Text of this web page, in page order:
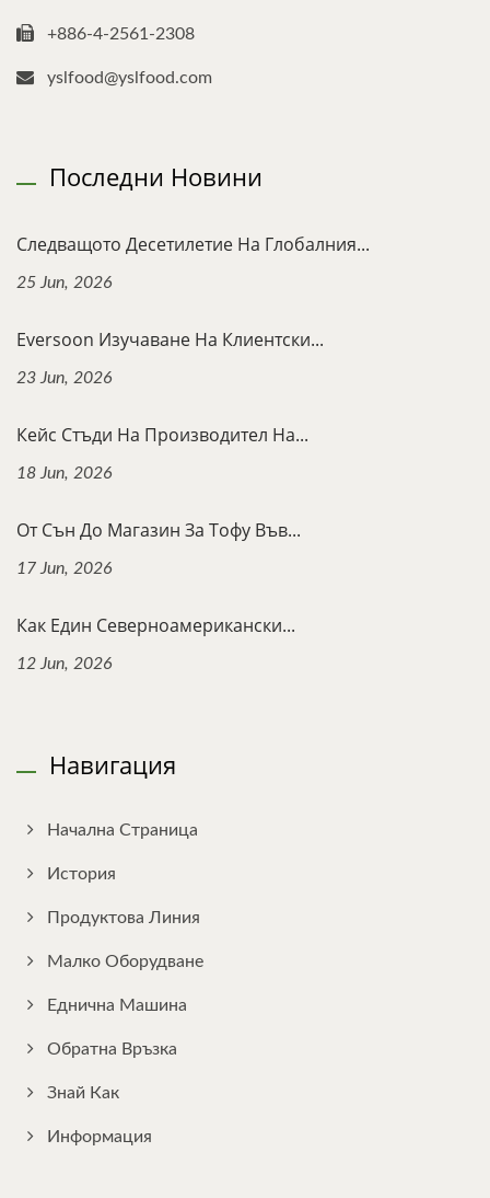
+886-4-2561-2308
yslfood@yslfood.com
Последни Новини
Следващото Десетилетие На Глобалния...
25 Jun, 2026
Eversoon Изучаване На Клиентски...
23 Jun, 2026
Кейс Стъди На Производител На...
18 Jun, 2026
От Сън До Магазин За Тофу Във...
17 Jun, 2026
Как Един Северноамерикански...
12 Jun, 2026
Навигация
Начална Страница
История
Продуктова Линия
Малко Оборудване
Еднична Машина
Обратна Връзка
Знай Как
Информация